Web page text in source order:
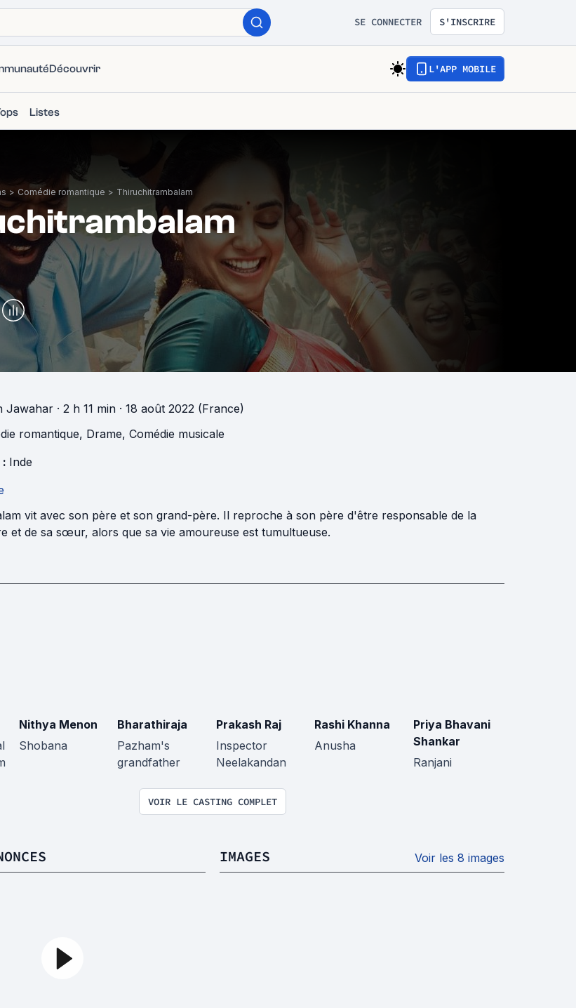
SE CONNECTER S'INSCRIRE
Découvrir L'APP MOBILE
Listes
> Comédie romantique > Thiruchitrambalam
Jawahar · 2 h 11 min · 18 août 2022 (France)
romantique, Drame, Comédie musicale
Inde
vit avec son père et son grand-père. Il reproche à son père d'être responsable de la
et de sa sœur, alors que sa vie amoureuse est tumultueuse.
Nithya Menon
Shobana
Bharathiraja
Pazham's
grandfather
Prakash Raj
Inspector
Neelakandan
Rashi Khanna
Anusha
Priya Bhavani
Shankar
Ranjani
VOIR LE CASTING COMPLET
IMAGES Voir les 8 images